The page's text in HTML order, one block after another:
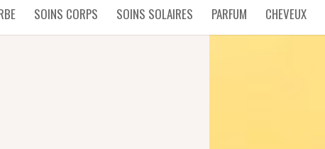
SOINS CORPS SOINS SOLAIRES PARFUM CHEVEUX